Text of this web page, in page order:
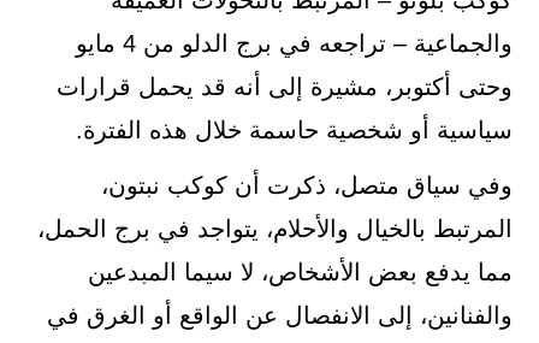
والجماعية – تراجعه في برج الدلو من 4 مايو
وحتى أكتوبر، مشيرة إلى أنه قد يحمل قرارات
سياسية أو شخصية حاسمة خلال هذه الفترة.
وفي سياق متصل، ذكرت أن كوكب نبتون،
المرتبط بالخيال والأحلام، يتواجد في برج الحمل،
مما يدفع بعض الأشخاص، لا سيما المبدعين
والفنانين، إلى الانفصال عن الواقع أو الغرق في